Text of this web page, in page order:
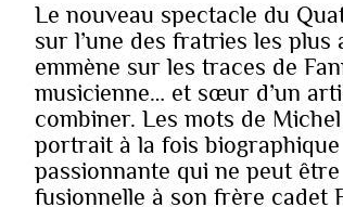
Le nouveau spectacle du
sur l’une des fratries les plus
emmène sur les traces de
musicienne… et sœur d’un
combiner. Les mots de
portrait à la fois
passionnante qui ne peut
fusionnelle à son frère cadet